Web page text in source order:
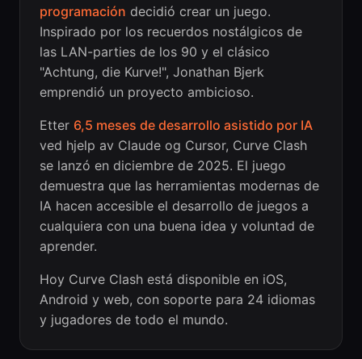
programación decidió crear un juego.
Inspirado por los recuerdos nostálgicos de
las LAN-parties de los 90 y el clásico
"Achtung, die Kurve!", Jonathan Bjerk
emprendió un proyecto ambicioso.
Etter 6,5 meses de desarrollo asistido por IA
ved hjelp av Claude og Cursor, Curve Clash
se lanzó en diciembre de 2025. El juego
demuestra que las herramientas modernas de
IA hacen accesible el desarrollo de juegos a
cualquiera con una buena idea y voluntad de
aprender.
Hoy Curve Clash está disponible en iOS,
Android y web, con soporte para 24 idiomas
y jugadores de todo el mundo.